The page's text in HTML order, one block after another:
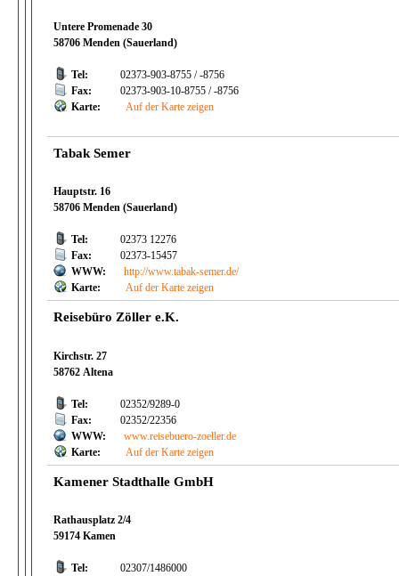
Untere Promenade 30
58706 Menden (Sauerland)
Tel:
02373-903-8755 / -8756
Fax:
02373-903-10-8755 / -8756
Karte:
Auf der Karte zeigen
Tabak Semer
Hauptstr. 16
58706 Menden (Sauerland)
Tel:
02373 12276
Fax:
02373-15457
WWW:
http://www.tabak-semer.de/
Karte:
Auf der Karte zeigen
Reisebüro Zöller e.K.
Kirchstr. 27
58762 Altena
Tel:
02352/9289-0
Fax:
02352/22356
WWW:
www.reisebuero-zoeller.de
Karte:
Auf der Karte zeigen
Kamener Stadthalle GmbH
Rathausplatz 2/4
59174 Kamen
Tel:
02307/1486000